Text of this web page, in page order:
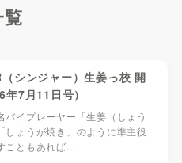
覧
シンジャー）生姜っ校 開
7月11日号）
イプレーヤー「生姜（しょう
しょうが焼き」のように準主役
こともあれば…